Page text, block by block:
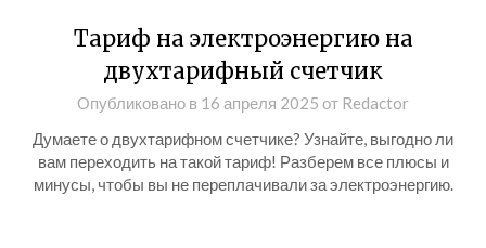
Тариф на электроэнергию на
двухтарифный счетчик
Опубликовано в 16 апреля 2025 от Redactor
Думаете о двухтарифном счетчике? Узнайте, выгодно ли
вам переходить на такой тариф! Разберем все плюсы и
минусы, чтобы вы не переплачивали за электроэнергию.